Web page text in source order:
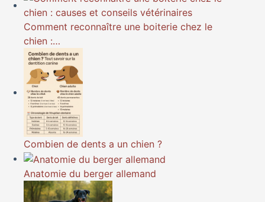
Comment reconnaître une boiterie chez le
chien :…
Combien de dents a un chien ?
Anatomie du berger allemand